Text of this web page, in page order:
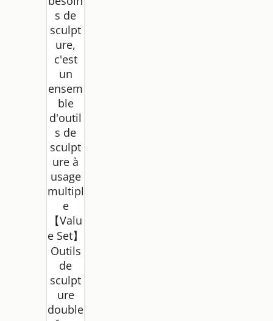
s de
sculpt
ure,
c'est
un
ensem
ble
d'outil
s de
sculpt
ure à
usage
multipl
e
【Valu
e Set】
Outils
de
sculpt
ure
double